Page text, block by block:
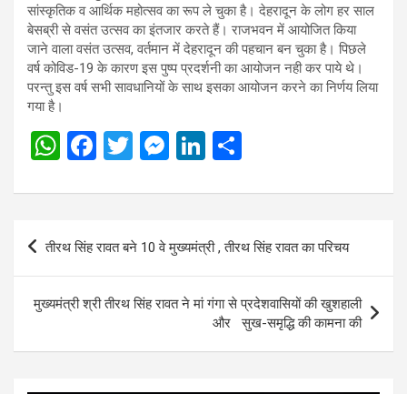
सांस्कृतिक व आर्थिक महोत्सव का रूप ले चुका है। देहरादून के लोग हर साल
बेसब्री से वसंत उत्सव का इंतजार करते हैं। राजभवन में आयोजित किया
जाने वाला वसंत उत्सव, वर्तमान में देहरादून की पहचान बन चुका है। पिछले
वर्ष कोविड-19 के कारण इस पुष्प प्रदर्शनी का आयोजन नही कर पाये थे।
परन्तु इस वर्ष सभी सावधानियों के साथ इसका आयोजन करने का निर्णय लिया
गया है।
W
at
A
p
p
F
ce
o
o
k
T
tt
er
M
se
g
er
Li
ke
dI
n
ar
e
Post
तीरथ सिंह रावत बने 10 वे मुख्यमंत्री , तीरथ सिंह रावत का परिचय
मुख्यमंत्री श्री तीरथ सिंह रावत ने मां गंगा से प्रदेशवासियों की खुशहाली
और सुख-समृद्धि की कामना की